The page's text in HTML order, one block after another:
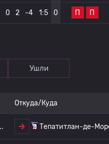
0 2 -4 1:5 0 П П
Ушли
Откуда/Куда
Тепатитлан-де-